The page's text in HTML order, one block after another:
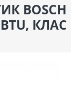
BOSCH
КЛАС